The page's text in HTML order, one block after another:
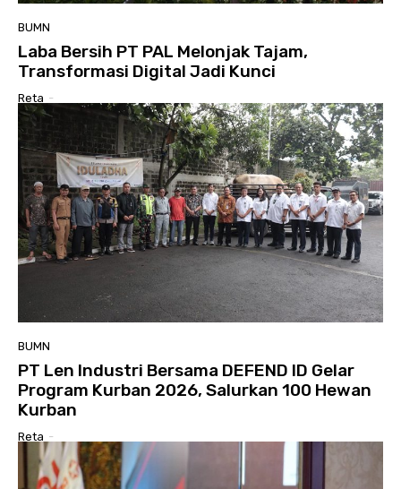
BUMN
Laba Bersih PT PAL Melonjak Tajam,
Transformasi Digital Jadi Kunci
Reta -
BUMN
PT Len Industri Bersama DEFEND ID Gelar
Program Kurban 2026, Salurkan 100 Hewan
Kurban
Reta -